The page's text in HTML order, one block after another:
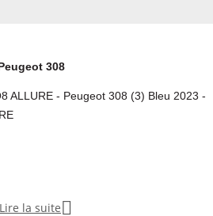
308
ALLURE - Peugeot 308 (3) Bleu 2023 -
Lire la suite 